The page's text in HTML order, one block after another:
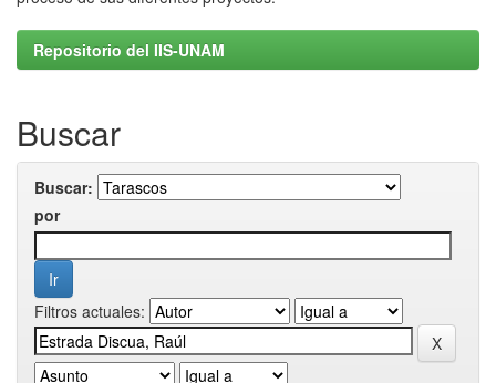
Repositorio del IIS-UNAM
Buscar
Buscar:
por
Filtros actuales: